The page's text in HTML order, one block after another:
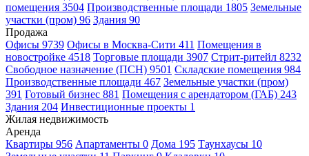
помещения 3504 Производственные площади 1805 Земельные
участки (пром) 96 Здания 90
Продажа
Офисы 9739 Офисы в Москва-Сити 411 Помещения в
новостройке 4518 Торговые площади 3907 Стрит-ритейл 8232
Свободное назначение (ПСН) 9501 Складские помещения 984
Производственные площади 467 Земельные участки (пром)
391 Готовый бизнес 881 Помещения с арендатором (ГАБ) 243
Здания 204 Инвестиционные проекты 1
Жилая недвижимость
Аренда
Квартиры 956 Апартаменты 0 Дома 195 Таунхаусы 10